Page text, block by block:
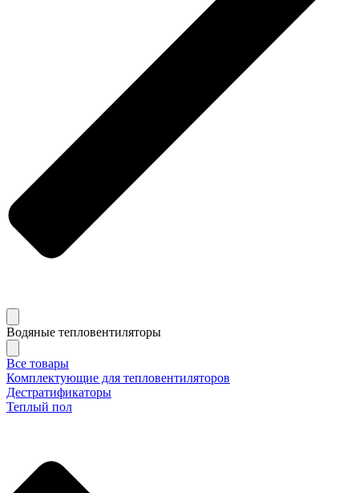
Водяные тепловентиляторы
Все товары
Комплектующие для тепловентиляторов
Дестратификаторы
Теплый пол